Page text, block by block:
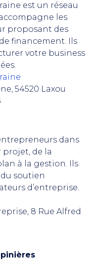
est un réseau
les
proposant des
financement. Ils
votre business
54520 Laxou
dans
projet, de la
à la gestion. Ils
soutien
d’entreprise.
8 Rue Alfred